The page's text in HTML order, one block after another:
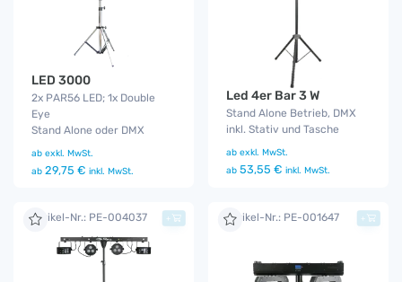
LED 3000
2x PAR56 LED; 1x Double
Eye
Stand Alone oder DMX
ab exkl. MwSt.
ab 29,75 € inkl. MwSt.
Led 4er Bar 3 W
Stand Alone Betrieb, DMX
inkl. Stativ und Tasche
ab exkl. MwSt.
ab 53,55 € inkl. MwSt.
Artikel-Nr.: PE-004037 + Artikel-Nr.: PE-001647 +